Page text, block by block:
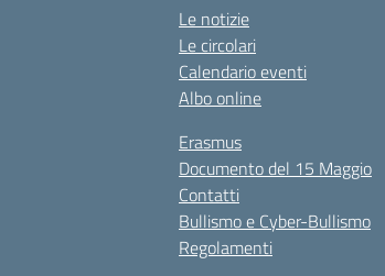
Le notizie
Le circolari
Calendario eventi
Albo online
Erasmus
Documento del 15 Maggio
Contatti
Bullismo e Cyber-Bullismo
Regolamenti